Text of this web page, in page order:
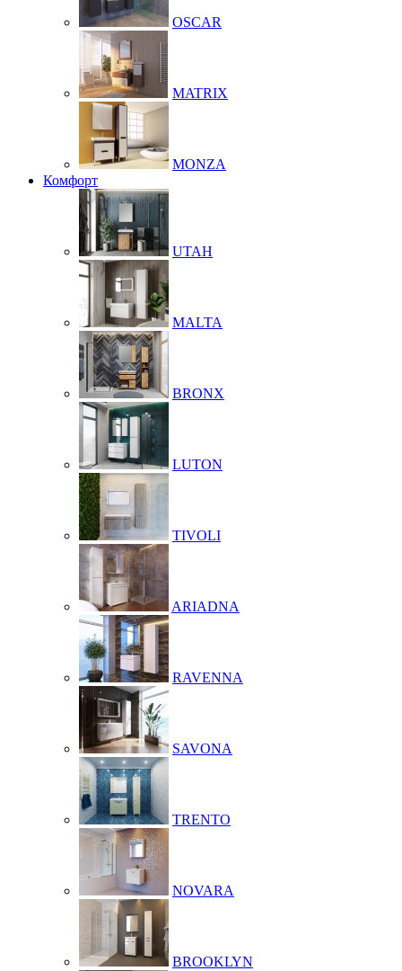
OSCAR
MATRIX
MONZA
Комфорт
UTAH
MALTA
BRONX
LUTON
TIVOLI
ARIADNA
RAVENNA
SAVONA
TRENTO
NOVARA
BROOKLYN